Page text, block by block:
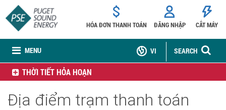
MENU
HÓA ĐƠN THANH TOÁN ĐĂNG NHẬP CẮT MÁY
SEARCH
VI
THỜI TIẾT HỎA HOẠN
Địa điểm trạm thanh toán